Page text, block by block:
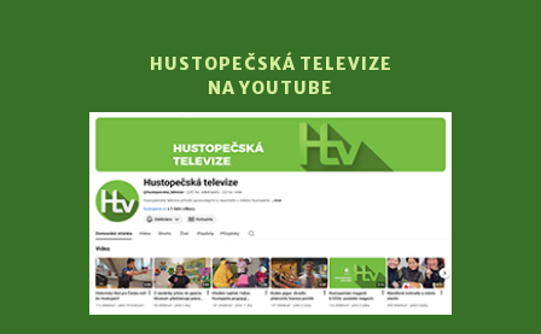
HUSTOPEČSKÁ TELEVIZE
NA YOUTUBE